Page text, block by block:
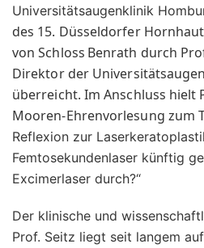
Universitätsaugenklinik
des 15. Düsseldorfer
von Schloss Benrath durch
Direktor der
überreicht. Im Anschluss hielt
Mooren-Ehrenvorlesung zum
Reflexion zur
Femtosekundenlaser künftig
Excimerlaser durch?“
Der klinische und
Prof. Seitz liegt seit langem